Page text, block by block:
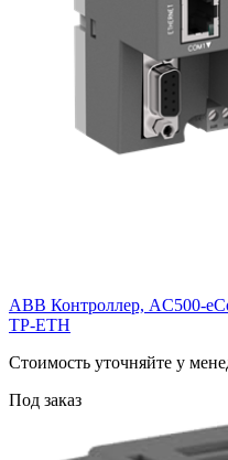
ABB Контроллер, AC500-
TP-ETH
Cтоимость уточняйте у
Под заказ